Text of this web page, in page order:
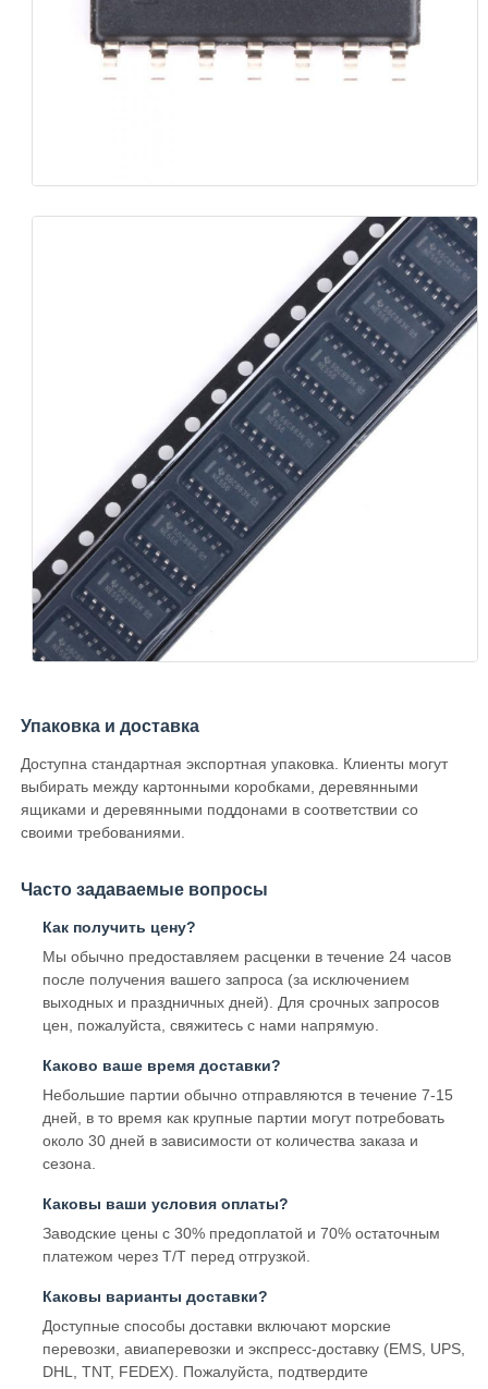
Разъем
Упаковка и доставка
Доступна стандартная экспортная упаковка. Клиенты могут
выбирать между картонными коробками, деревянными
ящиками и деревянными поддонами в соответствии со
своими требованиями.
Часто задаваемые вопросы
Как получить цену?
Мы обычно предоставляем расценки в течение 24 часов
после получения вашего запроса (за исключением
выходных и праздничных дней). Для срочных запросов
цен, пожалуйста, свяжитесь с нами напрямую.
Каково ваше время доставки?
Небольшие партии обычно отправляются в течение 7-15
дней, в то время как крупные партии могут потребовать
около 30 дней в зависимости от количества заказа и
сезона.
Каковы ваши условия оплаты?
Заводские цены с 30% предоплатой и 70% остаточным
платежом через T/T перед отгрузкой.
Каковы варианты доставки?
Доступные способы доставки включают морские
перевозки, авиаперевозки и экспресс-доставку (EMS, UPS,
DHL, TNT, FEDEX). Пожалуйста, подтвердите